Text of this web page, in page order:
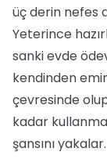
üç derin nefes
Yeterince
sanki evde
kendinden
çevresinde
kadar
şansını yakalar.